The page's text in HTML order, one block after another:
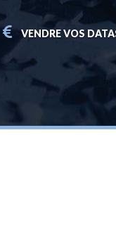
VENDRE VOS